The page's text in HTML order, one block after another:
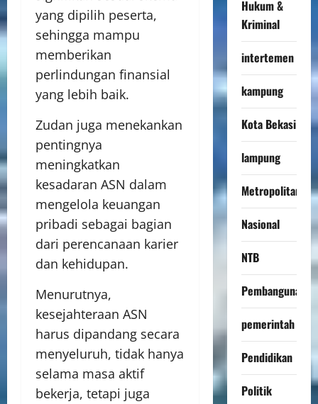
yang dipilih peserta,
sehingga mampu
memberikan
perlindungan finansial
yang lebih baik.
Zudan juga menekankan
pentingnya
meningkatkan
kesadaran ASN dalam
mengelola keuangan
pribadi sebagai bagian
dari perencanaan karier
dan kehidupan.
Menurutnya,
kesejahteraan ASN
harus dipandang secara
menyeluruh, tidak hanya
selama masa aktif
bekerja, tetapi juga
Hukum &
Kriminal
intertemen
kampung
Kota Bekasi
lampung
Metropolitan
Nasional
NTB
Pembangunan
pemerintah
Pendidikan
Politik